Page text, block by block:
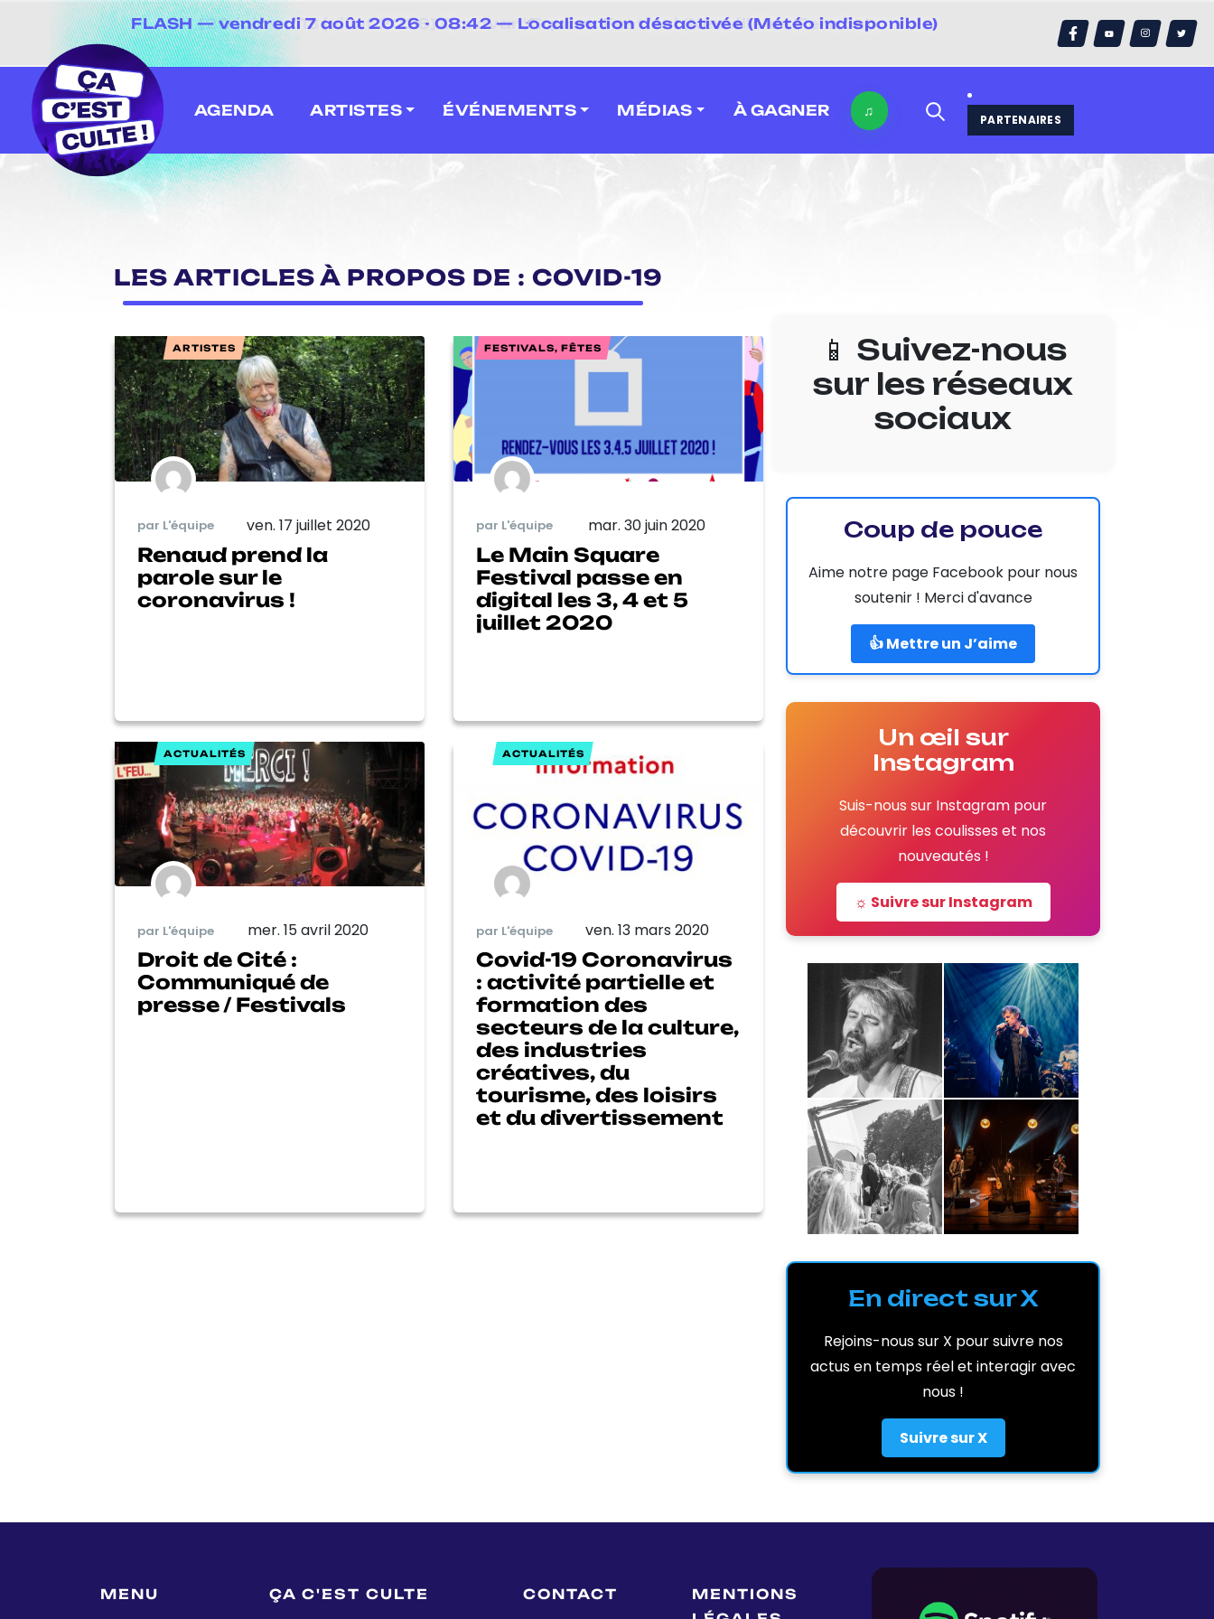
⚡
FLASH — vendredi 7 août 2026 - 08:42 — Localisation désactivée (Météo indisponible)
[20 juin au 13 juillet 2026] Caravan' Square Festival (Neuville-en-Ferrain)
AGENDA ARTISTES ÉVÉNEMENTS MÉDIAS À GAGNER ♫
PARTENAIRES
LES ARTICLES À PROPOS DE : COVID-19
ARTISTES
par L'équipe ven. 17 juillet 2020
Renaud prend la
parole sur le
coronavirus !
FESTIVALS, FÊTES
par L'équipe mar. 30 juin 2020
Le Main Square
Festival passe en
digital les 3, 4 et 5
juillet 2020
ACTUALITÉS
par L'équipe mer. 15 avril 2020
Droit de Cité :
Communiqué de
presse / Festivals
ACTUALITÉS
par L'équipe ven. 13 mars 2020
Covid-19 Coronavirus
: activité partielle et
formation des
secteurs de la culture,
des industries
créatives, du
tourisme, des loisirs
et du divertissement
📱 Suivez-nous
sur les réseaux
sociaux
Coup de pouce
Aime notre page Facebook pour nous
soutenir ! Merci d'avance
👍 Mettre un J’aime
Un œil sur
Instagram
Suis-nous sur Instagram pour
découvrir les coulisses et nos
nouveautés !
☼ Suivre sur Instagram
En direct sur X
Rejoins-nous sur X pour suivre nos
actus en temps réel et interagir avec
nous !
Suivre sur X
MENU ÇA C'EST CULTE CONTACT
MENTIONS